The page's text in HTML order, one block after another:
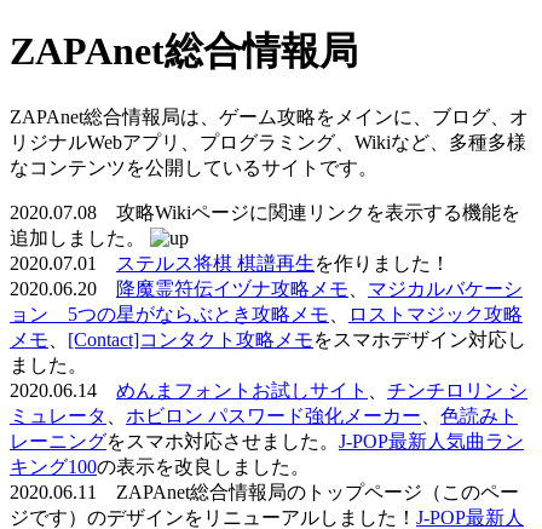
ZAPAnet総合情報局
ZAPAnet総合情報局は、ゲーム攻略をメインに、ブログ、オ
リジナルWebアプリ、プログラミング、Wikiなど、多種多様
なコンテンツを公開しているサイトです。
2020.07.08 攻略Wikiページに関連リンクを表示する機能を
追加しました。
2020.07.01
ステルス将棋 棋譜再生を作りました！
2020.06.20
降魔霊符伝イヅナ攻略メモ
マジカルバケーシ
ョン 5つの星がならぶとき攻略メモ
ロストマジック攻略
メモ
[Contact]コンタクト攻略メモをスマホデザイン対応し
ました。
2020.06.14 めんまフォントお試しサイト
チンチロリン シ
ミュレータ
ホビロン パスワード強化メーカー
色読みト
レーニングをスマホ対応させました。 J-POP最新人気曲ラン
キング100の表示を改良しました。
2020.06.11 ZAPAnet総合情報局のトップページ（このペー
ジです）のデザインをリニューアルしました！ J-POP最新人